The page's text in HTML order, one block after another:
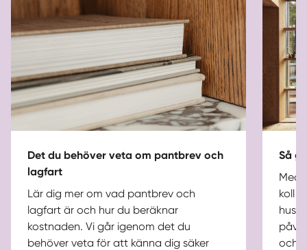
Det du behöver veta om pantbrev och
lagfart
Lär dig mer om vad pantbrev och
lagfart är och hur du beräknar
kostnaden. Vi går igenom det du
behöver veta för att känna dig säker
Så
Med
koll
och